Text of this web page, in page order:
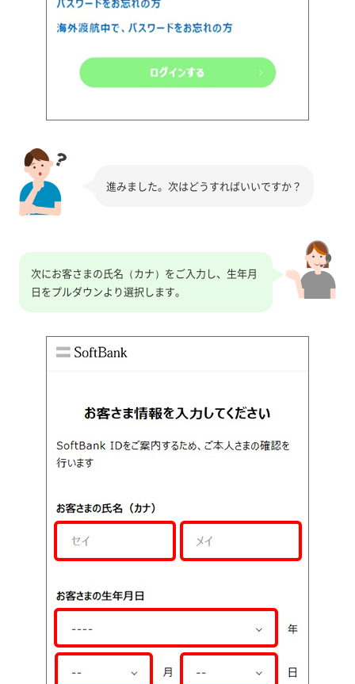
進みました。次はどうすればいいですか？
次にお客さまの氏名（カナ）をご入力し、生年月
日をプルダウンより選択します。